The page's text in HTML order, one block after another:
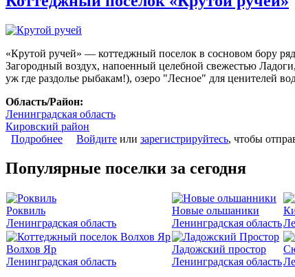
«Крутой ручей» — коттеджный поселок в сосновом бору
Загородный воздух, напоенный целебной свежестью
уж где раздолье рыбакам!), озеро "Лесное" для ценителей
Область/Район:
Ленинградская область
Кировский район
Подробнее о Коттеджный поселок «Крутой ручей»
Войдите или зарегистрируйтесь, чтобы
Популярные поселки за сегодня
Роквиль
Ленинградская область
Новые ольшаники
Ленинградская область
Волхов Яр
Ленинградская область
Ладожский простор
Ленинградская область